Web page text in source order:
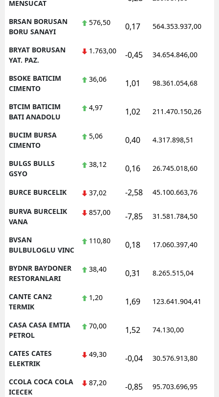
MENSUCAT
BRSAN BORUSAN
BORU SANAYI
576,50 0,17 564.353.937,00
BRYAT BORUSAN
YAT. PAZ.
1.763,00 -0,45 34.654.846,00
BSOKE BATICIM
CIMENTO
36,06 1,01 98.361.054,68
BTCIM BATICIM
BATI ANADOLU
4,97 1,02 211.470.150,26
BUCIM BURSA
CIMENTO
5,06 0,40 4.317.898,51
BULGS BULLS
GSYO
38,12 0,16 26.745.018,60
BURCE BURCELIK 37,02 -2,58 45.100.663,76
BURVA BURCELIK
VANA
857,00 -7,85 31.581.784,50
BVSAN
BULBULOGLU VINC
110,80 0,18 17.060.397,40
BYDNR BAYDONER
RESTORANLARI
38,40 0,31 8.265.515,04
CANTE CAN2
TERMIK
1,20 1,69 123.641.904,41
CASA CASA EMTIA
PETROL
70,00 1,52 74.130,00
CATES CATES
ELEKTRIK
49,30 -0,04 30.576.913,80
CCOLA COCA COLA
ICECEK
87,20 -0,85 95.703.696,95